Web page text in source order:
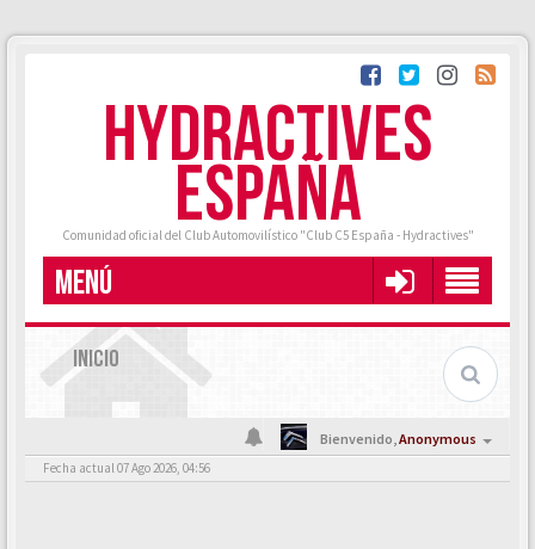
HYDRACTIVES
ESPAÑA
Comunidad oficial del Club Automovilístico "Club C5 España - Hydractives"
MENÚ
INICIO
Bienvenido,Anonymous
Fecha actual 07 Ago 2026, 04:56